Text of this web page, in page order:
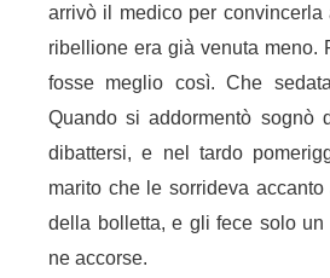
arrivò il medico per
ribellione era già venuta meno.
fosse meglio così. Che
Quando si addormentò
dibattersi, e nel tardo
marito che le sorrideva
della bolletta, e gli fece solo
ne accorse.